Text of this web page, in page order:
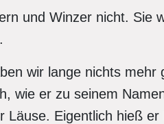
und Winzer nicht. Sie
wir lange nichts mehr
wie er zu seinem
Läuse. Eigentlich hieß